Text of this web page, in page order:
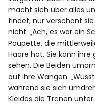
macht sich über alles
findet, nur verschont
nicht. „Ach, es war ein
Poupette, die
Haare hat. Sie kann
sehen. Die Beiden
auf ihre Wangen.
während sie sich
Kleides die Tränen